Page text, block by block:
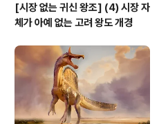
[시장 없는 귀신 왕조] (4) 시장 자
체가 아예 없는 고려 왕도 개경